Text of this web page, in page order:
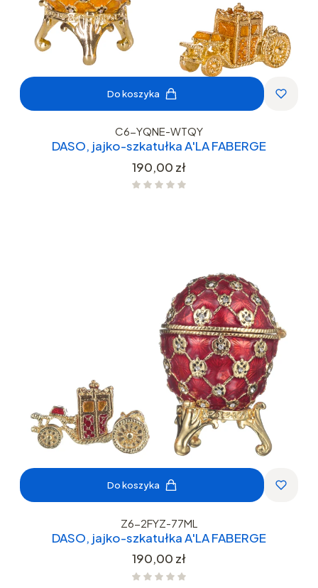
Do koszyka
C6-YQNE-WTQY
DASO, jajko-szkatułka A'LA FABERGE
Cena
190,00 zł
Do koszyka
Z6-2FYZ-77ML
DASO, jajko-szkatułka A'LA FABERGE
Cena
190,00 zł